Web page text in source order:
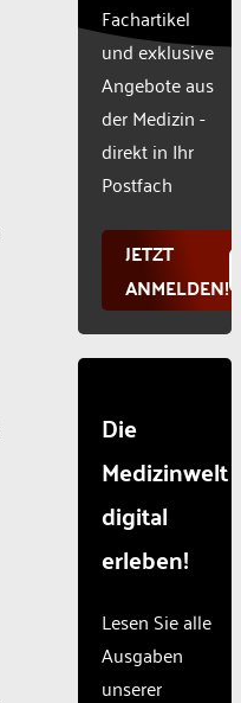
used.
Powered
Consent
Fachartikel
und exklusive
Angebote aus
der Medizin -
direkt in Ihr
Postfach
JETZT
ANMELDEN!
Die
Medizinwelt
digital
erleben!
Lesen Sie alle
Ausgaben
unserer